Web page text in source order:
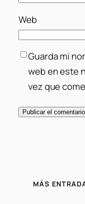
Web
Guarda mi
web en este
vez que
MÁS